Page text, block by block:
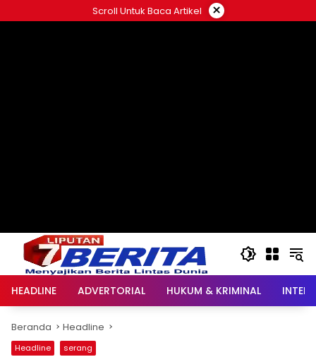
ke
Scroll Untuk Baca Artikel ×
HEADLINE ADVERTORIAL HUKUM & KRIMINAL
Beranda Headline
Headline serang